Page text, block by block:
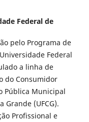
Federal de
pelo Programa de
Federal
a linha de
do Consumidor
Pública Municipal
Grande (UFCG).
Profissional e